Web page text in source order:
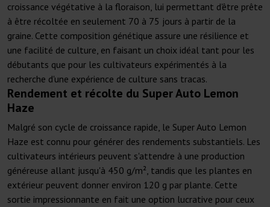
croissance végétative à la floraison, lui permettant d'être prête
à être récoltée en seulement 70 à 75 jours à partir de la
graine. Cette composition génétique assure une résilience et
une facilité de culture, en faisant un choix idéal tant pour les
débutants que pour les cultivateurs expérimentés à la
recherche d'une expérience de culture sans tracas.
Rendement et récolte du Super Auto Lemon
Haze
Malgré son cycle de croissance rapide, le Super Auto Lemon
Haze est connu pour générer des rendements substantiels. Les
cultivateurs intérieurs peuvent s'attendre à une production
généreuse allant jusqu'à 450 g/m², tandis que les plantes en
extérieur peuvent donner environ 120 g par plante. Cette
sortie impressionnante en fait une option lucrative pour ceux